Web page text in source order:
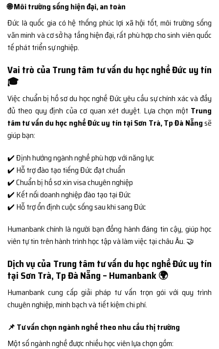
🌐 Môi trường sống hiện đại, an toàn
Đức là quốc gia có hệ thống phúc lợi xã hội tốt, môi trường sống
văn minh và cơ sở hạ tầng hiện đại, rất phù hợp cho sinh viên quốc
tế phát triển sự nghiệp.
Vai trò của Trung tâm tư vấn du học nghề Đức uy tín
🎓
Việc chuẩn bị hồ sơ du học nghề Đức yêu cầu sự chính xác và đầy
đủ theo quy định của cơ quan xét duyệt. Lựa chọn một Trung
tâm tư vấn du học nghề Đức uy tín tại Sơn Trà, Tp Đà Nẵngsẽ
giúp bạn:
✔️ Định hướng ngành nghề phù hợp với năng lực
✔️ Hỗ trợ đào tạo tiếng Đức đạt chuẩn
✔️ Chuẩn bị hồ sơ xin visa chuyên nghiệp
✔️ Kết nối doanh nghiệp đào tạo tại Đức
✔️ Hỗ trợ ổn định cuộc sống sau khi sang Đức
Humanbank chính là người bạn đồng hành đáng tin cậy, giúp học
viên tự tin trên hành trình học tập và làm việc tại châu Âu. 🤝
Dịch vụ của Trung tâm tư vấn du học nghề Đức uy tín
tại Sơn Trà, Tp Đà Nẵng – Humanbank 🌍
Humanbank cung cấp giải pháp tư vấn trọn gói với quy trình
chuyên nghiệp, minh bạch và tiết kiệm chi phí.
📌 Tư vấn chọn ngành nghề theo nhu cầu thị trường
Một số ngành nghề được nhiều học viên lựa chọn gồm: